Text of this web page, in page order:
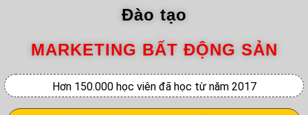
Đào tạo
MARKETING BẤT ĐỘNG SẢN
Hơn 150.000 học viên đã học từ năm 2017